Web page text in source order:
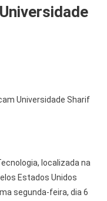
Universidade Sharif
localizada na
Estados Unidos
segunda-feira, dia 6